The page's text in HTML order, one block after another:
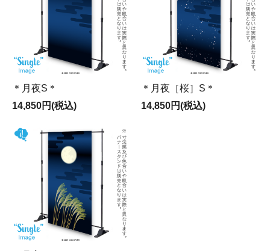
＊月夜S＊
14,850円(税込)
＊月夜［桜］S＊
14,850円(税込)